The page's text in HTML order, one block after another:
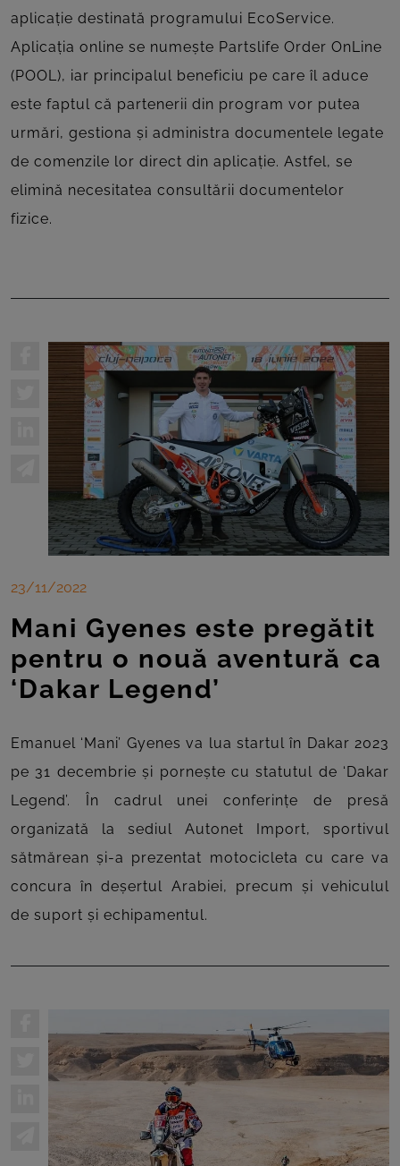
aplicație destinată programului EcoService.
Aplicația online se numește Partslife Order OnLine
(POOL), iar principalul beneficiu pe care îl aduce
este faptul că partenerii din program vor putea
urmări, gestiona și administra documentele legate
de comenzile lor direct din aplicație. Astfel, se
elimină necesitatea consultării documentelor
fizice.
23/11/2022
Mani Gyenes este pregătit
pentru o nouă aventură ca
‘Dakar Legend’
Emanuel ‘Mani’ Gyenes va lua startul în Dakar 2023
pe 31 decembrie și pornește cu statutul de ‘Dakar
Legend’. În cadrul unei conferințe de presă
organizată la sediul Autonet Import, sportivul
sătmărean și-a prezentat motocicleta cu care va
concura în deșertul Arabiei, precum și vehiculul
de suport și echipamentul.